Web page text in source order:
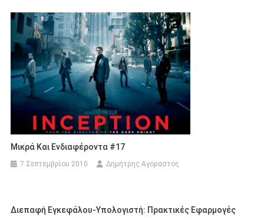
Μικρά Και Ενδιαφέροντα #17
7 Σεπτεμβρίου 2010 Δημήτρης Αγοραστός
Διεπαφή Εγκεφάλου-Υπολογιστή: Πρακτικές Εφαρμογές